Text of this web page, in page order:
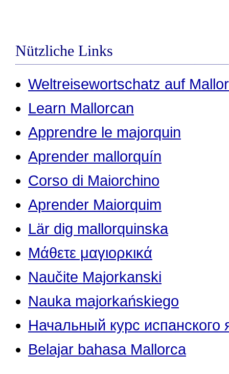
Nützliche Links
Weltreisewortschatz auf
Learn Mallorcan
Apprendre le majorquin
Aprender mallorquín
Corso di Maiorchino
Aprender Maiorquim
Lär dig mallorquinska
Μάθετε μαγιορκικά
Naučite Majorkanski
Nauka majorkańskiego
Начальный курс
Belajar bahasa Mallorca